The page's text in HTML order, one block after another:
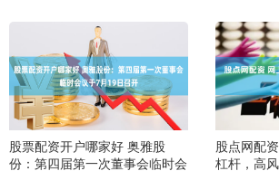
股票配资开户哪家好 奥雅股
份：第四届第一次董事会临时会
股点网配
杠杆，高